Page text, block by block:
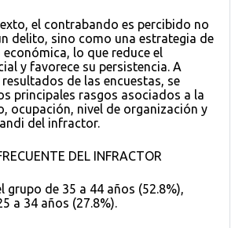
el contrabando es percibido no
delito, sino como una estrategia de
económica, lo que reduce el
y favorece su persistencia. A
de las encuestas, se
principales rasgos asociados a la
ocupación, nivel de organización y
del infractor.
DEL INFRACTOR
grupo de 35 a 44 años (52.8%),
a 34 años (27.8%).